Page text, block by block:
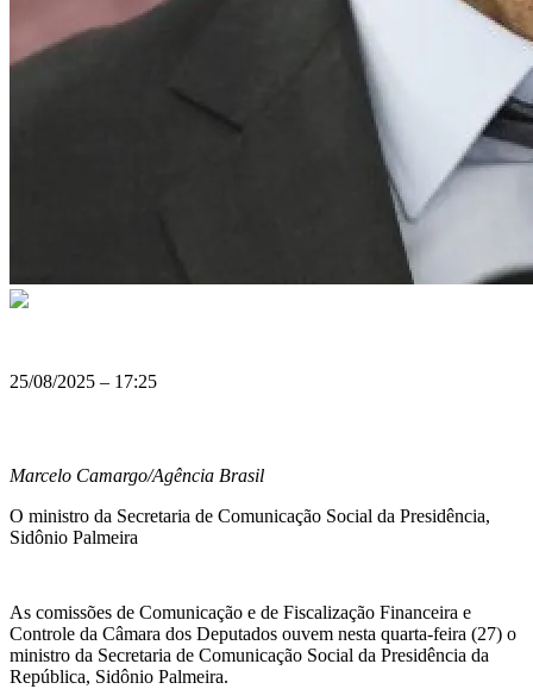
25/08/2025 – 17:25
Marcelo Camargo/Agência Brasil
O ministro da Secretaria de Comunicação Social da Presidência,
Sidônio Palmeira
As comissões de Comunicação e de Fiscalização Financeira e
Controle da Câmara dos Deputados ouvem nesta quarta-feira (27) o
ministro da Secretaria de Comunicação Social da Presidência da
República, Sidônio Palmeira.